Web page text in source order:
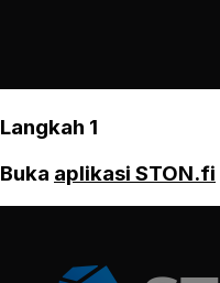
Langkah 1
Buka aplikasi STON.fi